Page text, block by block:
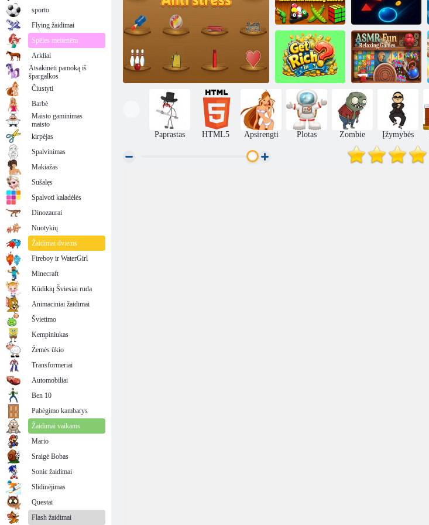
Mini ASMR
atpalaiduojantys
žaidimai
Blizgus Dodge
Praturtėti?
ASMR linksmi
atpalaiduojantys
žaidimai
Paprastas HTML5 Apsirengti Plotas Zombie Įžymybės
sporto
Flying žaidimai
Spēles meitenēm
Arkliai
Atsakinėti pamoką iš
špargalkos
Čiustyti
Barbė
Maisto gaminimas
maisto
kirpėjas
Spalvinimas
Makiažas
Sušalęs
Spalvoti kaladėlės
Dinozaurai
Nuotykių
Žaidimai dviems
Fireboy ir WaterGirl
Minecraft
Kūdikių Šviesiai ruda
Animaciniai žaidimai
Švietimo
Kempiniukas
Žemės ūkio
Transformeriai
Automobiliai
Ben 10
Pabėgimo kambarys
Žaidimai vaikams
Mario
Sraigė Bobas
Sonic žaidimai
Slidinėjimas
Questai
Flash žaidimai